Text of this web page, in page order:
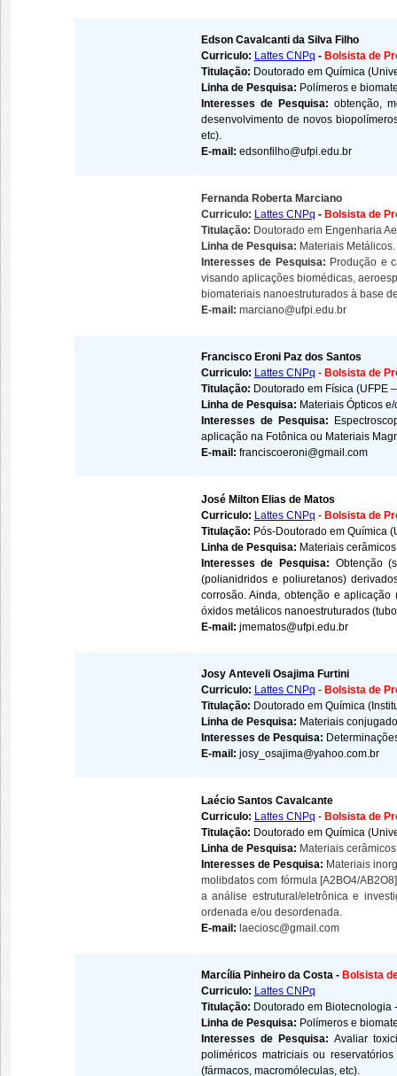
Edson Cavalcanti da Silva Filho
Curriculo: Lattes CNPq - Bolsista de
Titulação: Doutorado em Química
Linha de Pesquisa: Polímeros e
Interesses de Pesquisa: obtenção,
desenvolvimento de novos
etc).
E-mail: edsonfilho@ufpi.edu.br
Fernanda Roberta Marciano
Curriculo: Lattes CNPq - Bolsista de
Titulação: Doutorado em Engenharia
Linha de Pesquisa: Materiais Metálicos.
Interesses de Pesquisa: Produção e
visando aplicações biomédicas,
biomateriais nanoestruturados à base
E-mail: marciano@ufpi.edu.br
Francisco Eroni Paz dos Santos
Curriculo: Lattes CNPq - Bolsista de
Titulação: Doutorado em Física (UFPE
Linha de Pesquisa: Materiais Ópticos
Interesses de Pesquisa:
aplicação na Fotônica ou Materiais
E-mail: franciscoeroni@gmail.com
José Milton Elias de Matos
Curriculo: Lattes CNPq - Bolsista de
Titulação: Pós-Doutorado em Química
Linha de Pesquisa: Materiais
Interesses de Pesquisa: Obtenção
(polianidridos e poliuretanos)
corrosão. Ainda, obtenção e
óxidos metálicos nanoestruturados
E-mail: jmematos@ufpi.edu.br
Josy Anteveli Osajima Furtini
Curriculo: Lattes CNPq - Bolsista de
Titulação: Doutorado em Química
Linha de Pesquisa: Materiais
Interesses de Pesquisa:
E-mail: josy_osajima@yahoo.com.br
Laécio Santos Cavalcante
Curriculo: Lattes CNPq - Bolsista de
Titulação: Doutorado em Química
Linha de Pesquisa: Materiais
Interesses de Pesquisa: Materiais
molibdatos com fórmula [A2BO4/
a análise estrutural/eletrônica e
ordenada e/ou desordenada.
E-mail: laeciosc@gmail.com
Marcília Pinheiro da Costa - Bolsista
Curriculo: Lattes CNPq
Titulação: Doutorado em Biotecnologia
Linha de Pesquisa: Polímeros e
Interesses de Pesquisa:Avaliar
poliméricos matriciais ou
(fármacos, macromóleculas, etc).